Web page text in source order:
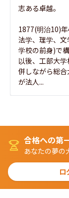
志ある卓越。
1877(明治10)
法学、理学、
学校の前身)で
以後、工部大
併しながら総
が法人...
合格への第
あなたの夢の
ロ